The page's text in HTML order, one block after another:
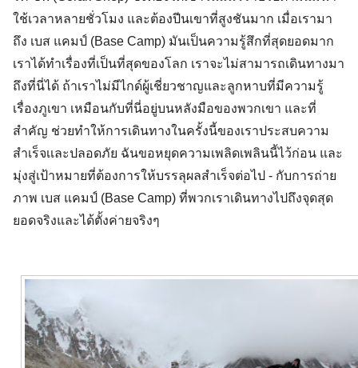
ใช้เวลาหลายชั่วโมง และต้องปีนเขาที่สูงชันมาก เมื่อเรามา
ถึง เบส แคมป์ (Base Camp) มันเป็นความรู้สึกที่สุดยอดมาก
เราได้ทำเรื่องที่เป็นที่สุดของโลก เราจะไม่สามารถเดินทางมา
ถึงที่นี่ได้ ถ้าเราไม่มีไกด์ผู้เชี่ยวชาญและลูกหาบที่มีความรู้
เรื่องภูเขา เหมือนกับที่นี่อยู่บนหลังมือของพวกเขา และที่
สำคัญ ช่วยทำให้การเดินทางในครั้งนี้ของเราประสบความ
สำเร็จเเละปลอดภัย ฉันขอหยุดความเพลิดเพลินนี้ไว้ก่อน และ
มุ่งสู่เป้าหมายที่ต้องการให้บรรลุผลสำเร็จต่อไป - กับการถ่าย
ภาพ เบส แคมป์ (Base Camp) ที่พวกเราเดินทางไปถึงจุดสุด
ยอดจริงและได้ตั้งค่ายจริงๆ